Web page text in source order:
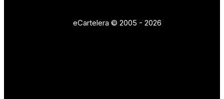
eCartelera © 2005 - 2026